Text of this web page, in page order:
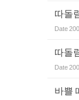
따돌
Date
따돌
Date
바쁠